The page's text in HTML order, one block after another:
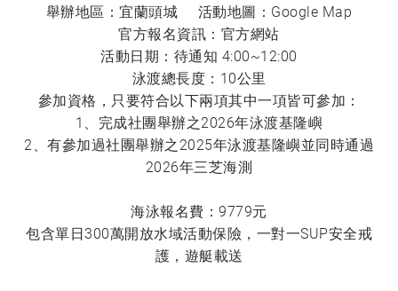
舉辦地區：宜蘭頭城 活動地圖： Google Map
官方報名資訊： 官方網站
活動日期：待通知 4:00~12:00
泳渡總長度：10公里
參加資格，只要符合以下兩項其中一項皆可參加：
1、完成社團舉辦之2026年泳渡基隆嶼
2、有參加過社團舉辦之2025年泳渡基隆嶼並同時通過
2026年三芝海測
海泳報名費：9779元
包含單日300萬開放水域活動保險，一對一SUP安全戒
護，遊艇載送